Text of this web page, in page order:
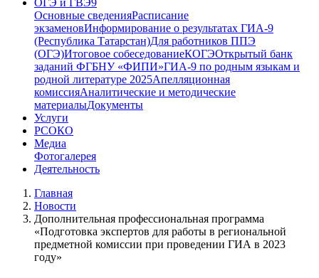
ОГЭ и ГВЭ9
Основные сведенияРасписание
экзаменовИнформирование о результатах ГИА-9
(Республика Татарстан)Для работников ППЭ
(ОГЭ)Итоговое собеседованиеКОГЭОткрытый банк
заданий ФГБНУ «ФИПИ»ГИА-9 по родным языкам и
родной литературе 2025Апелляционная
комиссияАналитические и методические
материалыДокументы
Услуги
РСОКО
Медиа
Фотогалерея
Деятельность
Главная
Новости
Дополнительная профессиональная программа
«Подготовка экспертов для работы в региональной
предметной комиссии при проведении ГИА в 2023
году»